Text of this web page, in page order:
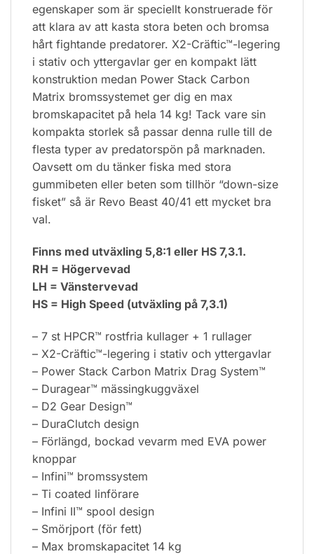
egenskaper som är speciellt konstruerade för
att klara av att kasta stora beten och bromsa
hårt fightande predatorer. X2-Cräftic™-legering
i stativ och yttergavlar ger en kompakt lätt
konstruktion medan Power Stack Carbon
Matrix bromssystemet ger dig en max
bromskapacitet på hela 14 kg! Tack vare sin
kompakta storlek så passar denna rulle till de
flesta typer av predatorspön på marknaden.
Oavsett om du tänker fiska med stora
gummibeten eller beten som tillhör “down-size
fisket” så är Revo Beast 40/41 ett mycket bra
val.
Finns med utväxling 5,8:1 eller HS 7,3.1.
RH = Högervevad
LH = Vänstervevad
HS = High Speed (utväxling på 7,3.1)
– 7 st HPCR™ rostfria kullager + 1 rullager
– X2-Cräftic™-legering i stativ och yttergavlar
– Power Stack Carbon Matrix Drag System™
– Duragear™ mässingkuggväxel
– D2 Gear Design™
– DuraClutch design
– Förlängd, bockad vevarm med EVA power
knoppar
– Infini™ bromssystem
– Ti coated linförare
– Infini II™ spool design
– Smörjport (för fett)
– Max bromskapacitet 14 kg